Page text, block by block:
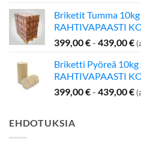
oli:
199,00 €.
Briketit Tumma 10kg
RAHTIVAPAASTI
399,00€- 439,00€
Briketti Pyöreä 10kg
RAHTIVAPAASTI
399,00€- 439,00€
EHDOTUKSIA